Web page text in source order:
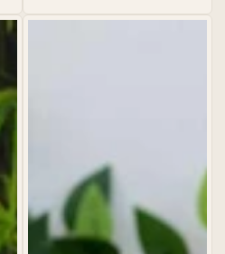
normal de